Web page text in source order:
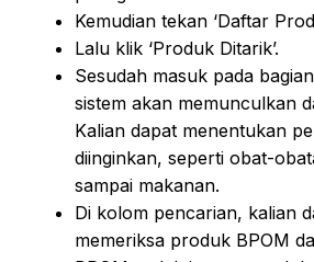
Kemudian tekan ‘Daftar
Lalu klik ‘Produk Ditarik’.
Sesudah masuk pada
sistem akan memunculkan
Kalian dapat menentukan
diinginkan, seperti obat-
sampai makanan.
Di kolom pencarian, kalian
memeriksa produk BPOM